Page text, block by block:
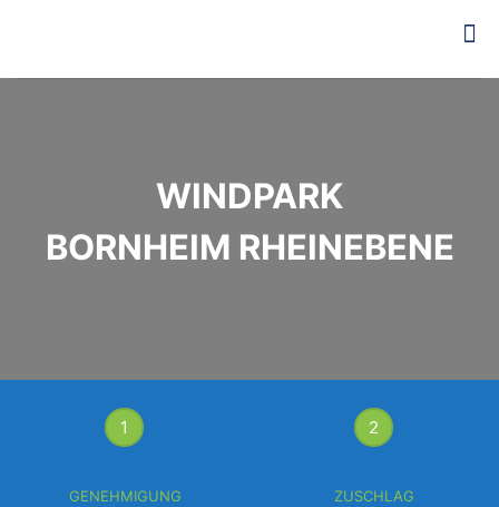
WINDPARK
BORNHEIM RHEINEBENE
1
GENEHMIGUNG
2
ZUSCHLAG